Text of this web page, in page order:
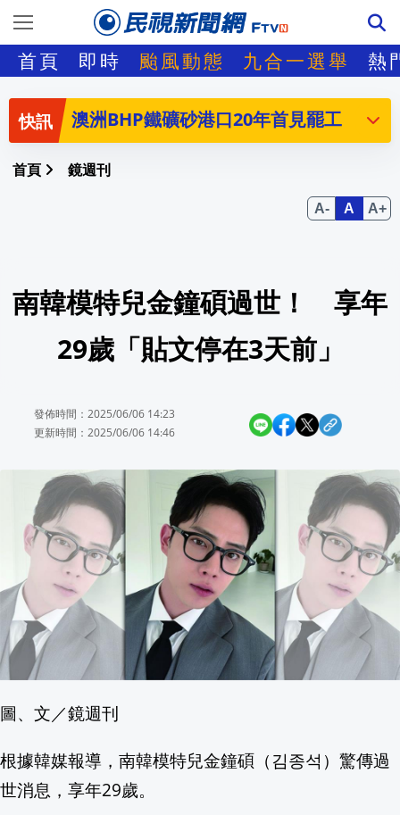
首頁 即時 颱風動態 九合一選舉 熱
「萬元股」小資族也能碰？專家PO對帳
胡希青年運動再襲葉門難民營 聯合國警
澳洲BHP鐵礦砂港口20年首見罷工 員工
鱒魚哥生日就是要開轟慶祝！楚奧特第6
【消費高手一起購】 爸氣開骰送好禮
8/23恆春文化中心民歌演唱會鄭怡、施
電子手環防不住！徐巧芯大姑夫婿前律
快新聞／涉挪用近7億投資款 兆基前董
Andrew Flintoff 卸任英格蘭雄獅隊主
柯志恩嗆「不跟陳時中道歉」 吳靜怡
外媒報導台灣漢光演習 網見國軍身影感
MLB／Josh Smith開轟猛打 藍鳥5比4
白海豚暴風圈已觸北部海面！中部以北
23歲菜鳥震撼全場！瓦爾德施密特生涯
川普簽令打擊「生育旅行」 專家指恐難
首頁 鏡週刊
南韓模特兒金鐘碩過世！ 享年
29歲「貼文停在3天前」
發佈時間：2025/06/06 14:23
更新時間：2025/06/06 14:46
圖、文／鏡週刊
根據韓媒報導，南韓模特兒金鐘碩（김종석）驚傳過
世消息，享年29歲。